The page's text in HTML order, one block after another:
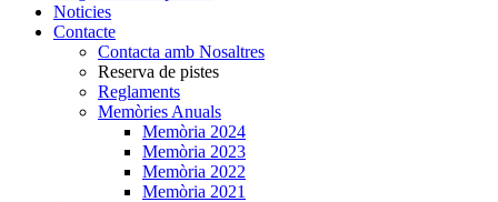
Noticies
Contacte
Contacta amb Nosaltres
Reserva de pistes
Reglaments
Memòries Anuals
Memòria 2024
Memòria 2023
Memòria 2022
Memòria 2021